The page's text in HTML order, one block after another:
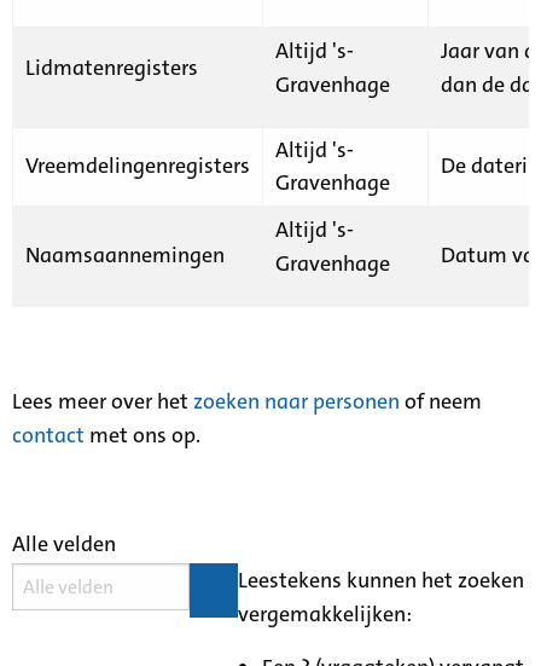
Lidmatenregisters
Altijd 's-
Gravenhage
Jaar van
dan de
Vreemdelingenregisters
Altijd 's-
Gravenhage
De
Naamsaannemingen
Altijd 's-
Gravenhage
Datum
Lees meer over het zoeken naar personen of neem
contact met ons op.
Alle velden
Leestekens kunnen het zoeken
vergemakkelijken: